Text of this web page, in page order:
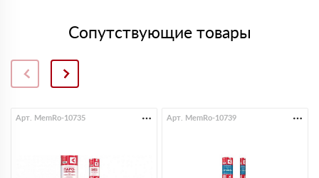
Сопутствующие товары
Арт. MemRo-10735 Арт. MemRo-10739